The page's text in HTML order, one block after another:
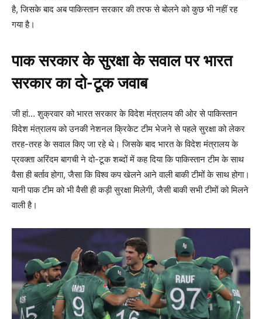
है, जिसके बाद अब पाकिस्तान सरकार की तरफ से बोलने को कुछ भी नहीं रह
गया है।
पाक सरकार के सुरक्षा के सवाल पर भारत
सरकार का दो-टूक जवाब
जी हां… शुक्रवार को भारत सरकार के विदेश मंत्रालय की ओर से पाकिस्तान
विदेश मंत्रालय को उनकी नेशनल क्रिकेट टीम भेजने से पहले सुरक्षा को लेकर
तरह-तरह के सवाल किए जा रहे थे। जिसके बाद भारत के विदेश मंत्रालय के
प्रवक्ता अरिंदम बागची ने दो-टूक शब्दों में कह दिया कि पाकिस्तान टीम के साथ
वैसा ही बर्ताव होगा, जैसा कि विश्व कप खेलने आने वाली बाकी टीमों के साथ होगा।
यानी पाक टीम को भी वैसी ही कड़ी सुरक्षा मिलेगी, जैसी बाकी सभी टीमों को मिलने
वाली है।